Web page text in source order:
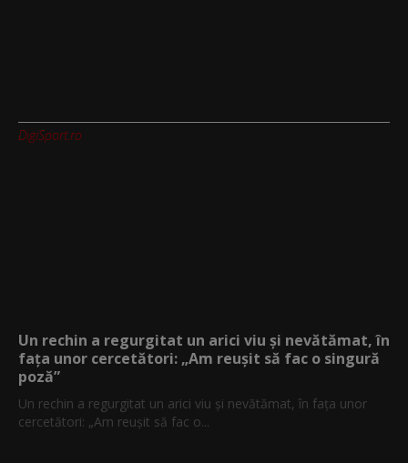
DigiSport.ro
Un rechin a regurgitat un arici viu și nevătămat, în
fața unor cercetători: „Am reușit să fac o singură
poză”
Un rechin a regurgitat un arici viu și nevătămat, în fața unor
cercetători: „Am reușit să fac o...